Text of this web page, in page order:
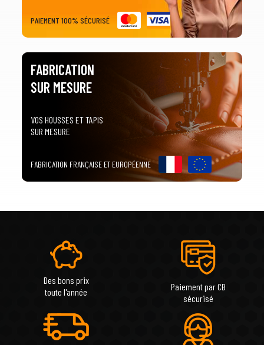
PAIEMENT 100% SÉCURISÉ
FABRICATION
SUR MESURE
VOS HOUSSES ET TAPIS
SUR MESURE
FABRICATION FRANÇAISE ET EUROPÉENNE
Des bons prix
toute l'année
Paiement par CB
sécurisé